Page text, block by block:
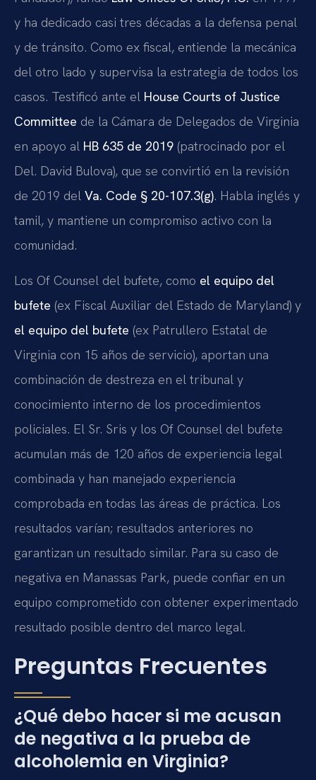
y ha dedicado casi tres décadas a la defensa penal
y de tránsito. Como ex fiscal, entiende la mecánica
del otro lado y supervisa la estrategia de todos los
casos. Testificó ante el House Courts of Justice
Committee de la Cámara de Delegados de Virginia
en apoyo al HB 635 de 2019 (patrocinado por el
Del. David Bulova), que se convirtió en la revisión
de 2019 del Va. Code § 20-107.3(g). Habla inglés y
tamil, y mantiene un compromiso activo con la
comunidad.
Los Of Counsel del bufete, como el equipo del
bufete (ex Fiscal Auxiliar del Estado de Maryland) y
el equipo del bufete (ex Patrullero Estatal de
Virginia con 15 años de servicio), aportan una
combinación de destreza en el tribunal y
conocimiento interno de los procedimientos
policiales. El Sr. Sris y los Of Counsel del bufete
acumulan más de 120 años de experiencia legal
combinada y han manejado experiencia
comprobada en todas las áreas de práctica. Los
resultados varían; resultados anteriores no
garantizan un resultado similar. Para su caso de
negativa en Manassas Park, puede confiar en un
equipo comprometido con obtener experimentado
resultado posible dentro del marco legal.
Preguntas Frecuentes
¿Qué debo hacer si me acusan
de negativa a la prueba de
alcoholemia en Virginia?